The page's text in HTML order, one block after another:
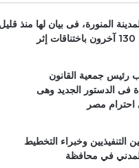
رئيس جمعية القانون
فى الدستور الجديد وهى
التنفيذيين وخبراء التخطيط
في محافظة